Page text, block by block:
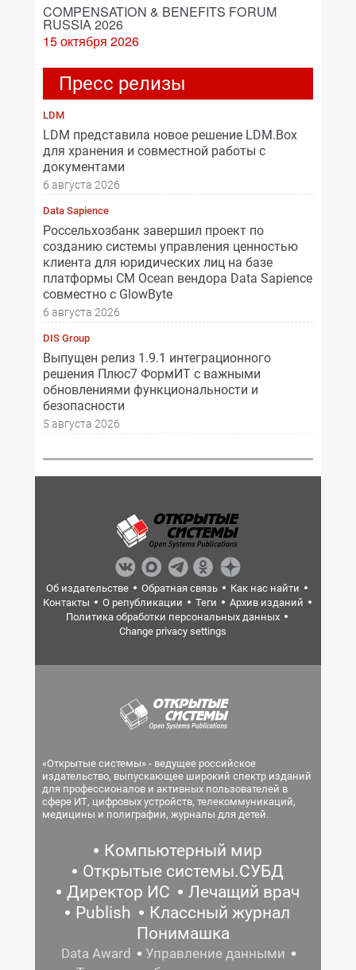
COMPENSATION & BENEFITS FORUM
RUSSIA 2026
15 октября 2026
Пресс релизы
LDM
LDM представила новое решение LDM.Box
для хранения и совместной работы с
документами
6 августа 2026
Data Sapience
Россельхозбанк завершил проект по
созданию системы управления ценностью
клиента для юридических лиц на базе
платформы CM Ocean вендора Data Sapience
совместно с GlowByte
6 августа 2026
DIS Group
Выпущен релиз 1.9.1 интеграционного
решения Плюс7 ФормИТ с важными
обновлениями функциональности и
безопасности
5 августа 2026
Об издательстве Обратная связь
Как нас найти
Контакты
О републикации Теги
Архив изданий
Политика обработки персональных данных
Change privacy settings
«Открытые системы» - ведущее российское
издательство, выпускающее широкий спектр изданий
для профессионалов и активных пользователей в
сфере ИТ, цифровых устройств, телекоммуникаций,
медицины и полиграфии, журналы для детей.
Компьютерный мир
Открытые системы.СУБД
Директор ИС
Лечащий врач
Publish
Классный журнал
Понимашка
Data Award
Управление данными